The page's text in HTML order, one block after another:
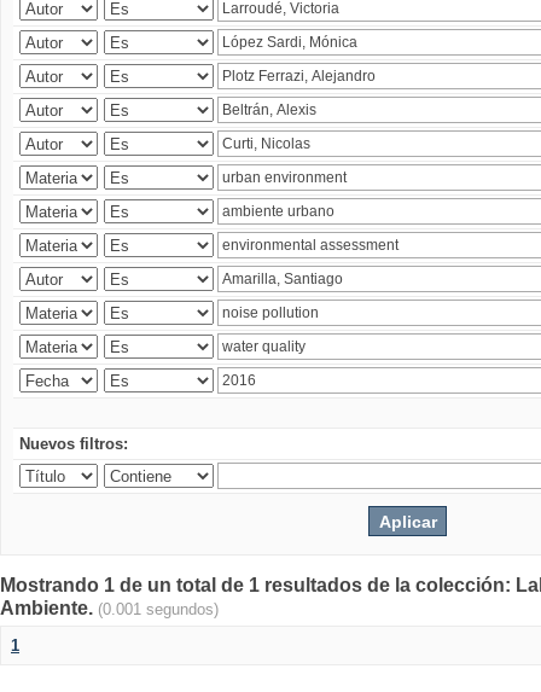
Nuevos filtros:
Mostrando 1 de un total de 1 resultados de la colección:
Ambiente. (0.001 segundos)
1